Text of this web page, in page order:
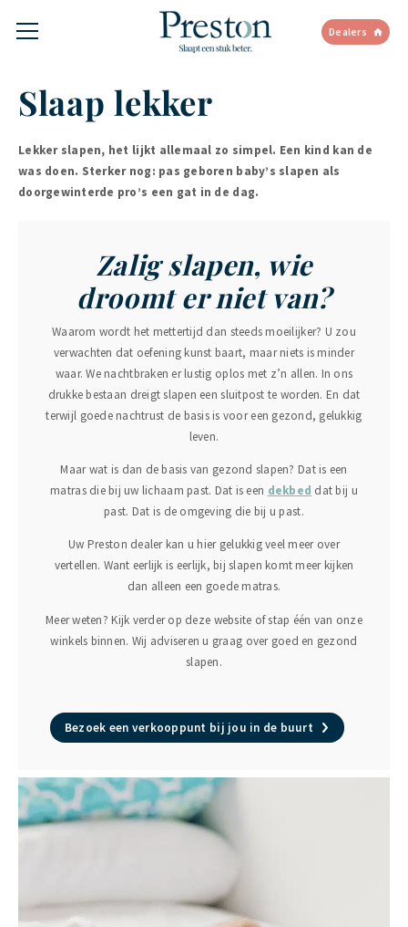
Dealers
Slaap lekker
Lekker slapen, het lijkt allemaal zo simpel. Een kind kan de
was doen. Sterker nog: pas geboren baby’s slapen als
doorgewinterde pro’s een gat in de dag.
Zalig slapen, wie
droomt er niet van?
Waarom wordt het mettertijd dan steeds moeilijker? U zou
verwachten dat oefening kunst baart, maar niets is minder
waar. We nachtbraken er lustig oplos met z’n allen. In ons
drukke bestaan dreigt slapen een sluitpost te worden. En dat
terwijl goede nachtrust de basis is voor een gezond, gelukkig
leven.
Maar wat is dan de basis van gezond slapen? Dat is een
matras die bij uw lichaam past. Dat is een dekbed dat bij u
past. Dat is de omgeving die bij u past.
Uw Preston dealer kan u hier gelukkig veel meer over
vertellen. Want eerlijk is eerlijk, bij slapen komt meer kijken
dan alleen een goede matras.
Meer weten? Kijk verder op deze website of stap één van onze
winkels binnen. Wij adviseren u graag over goed en gezond
slapen.
Bezoek een verkooppunt bij jou in de buurt